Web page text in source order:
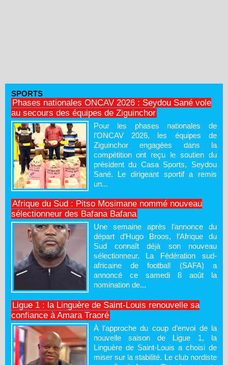
SPORTS
Phases nationales ONCAV 2026 : Seydou Sané vole
au secours des équipes de Ziguinchor
Pour les phases nationales de
l’ONCAV 2026, les équipes de
Ziguinchor engagées dans la
compétition ont reçu le soutien du
président du Casa Sports, Seydou
Sané. Le dirigeant sportif a remis
un...
Afrique du Sud : Pitso Mosimane nommé nouveau
sélectionneur des Bafana Bafana
Une semaine après l’annonce du
départ d’Hugo Broos, l’Afrique du
Sud connaît déjà son nouveau
sélectionneur. La Fédération sud-
africaine de football (SAFA) a
annoncé ce samedi 8 août la
nomination de...
Ligue 1 : la Linguère de Saint-Louis renouvelle sa
confiance à Amara Traoré
À l’approche du coup d’envoi de la
nouvelle saison de Ligue 1, la
Linguère de Saint-Louis a choisi de
miser sur la stabilité. Le club nordiste